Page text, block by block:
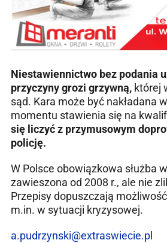
Niestawiennictwo bez podania
przyczyny grozi grzywną, której
sąd. Kara może być nakładana
momentu stawienia się na
się liczyć z przymusowym
policję.
W Polsce obowiązkowa służba
zawieszona od 2008 r., ale nie
Przepisy dopuszczają
m.in. w sytuacji kryzysowej.
a.pudrzynski@extraswiecie.pl